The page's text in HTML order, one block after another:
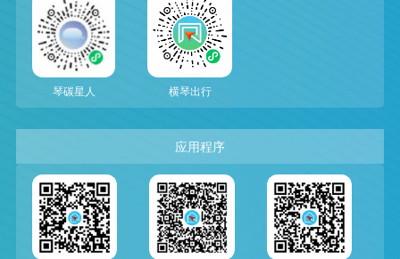
琴碳星人 横琴出行
应用程序